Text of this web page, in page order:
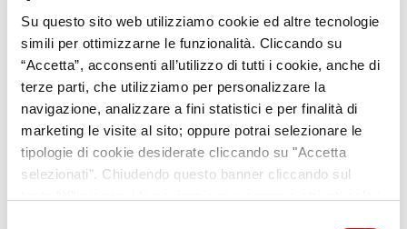
Su questo sito web utilizziamo cookie ed altre tecnologie
simili per ottimizzarne le funzionalità. Cliccando su
“Accetta”, acconsenti all’utilizzo di tutti i cookie, anche di
terze parti, che utilizziamo per personalizzare la
navigazione, analizzare a fini statistici e per finalità di
marketing le visite al sito; oppure potrai selezionare le
tipologie di cookie desiderate cliccando su "Accetta
selezionati". Chiudendo questo banner cliccando sul
VideoPilloleper chi cerca
opportunità e consigli sul
mondo del lavoro
Scopri Lab Umana